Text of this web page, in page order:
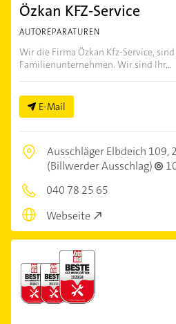
Özkan KFZ-Service
AUTOREPARATUREN
Wir die Firma Özkan Kfz-Service,
Familienunternehmen. Wir sind Ihr...
E-Mail
Ausschläger Elbdeich 109,
(Billwerder Ausschlag)
040 78 25 65
Webseite